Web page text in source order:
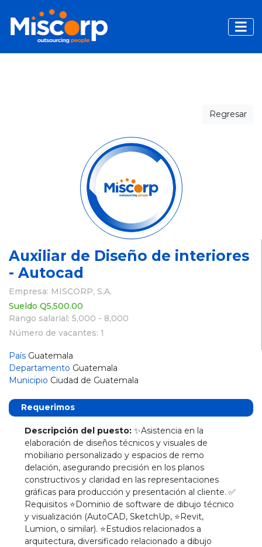
Regresar
Auxiliar de Diseño de interiores
- Autocad
Empresa: MISCORP, S.A.
Sueldo Q5,500.00
Rango salarial: 5,000 - 8,000
Número de vacantes: 1
País Guatemala
Departamento Guatemala
Municipio Ciudad de Guatemala
Requerimos
Descripción del puesto: ✨Asistencia en la
elaboración de diseños técnicos y visuales de
mobiliario personalizado y espacios de remo
delación, asegurando precisión en los planos
constructivos y claridad en las representaciones
gráficas para producción y presentación al cliente. ✅
Requisitos ⭐Dominio de software de dibujo técnico
y visualización (AutoCAD, SketchUp, ⭐Revit,
Lumion, o similar). ⭐Estudios relacionados a
arquitectura, diversificado relacionado a dibujo